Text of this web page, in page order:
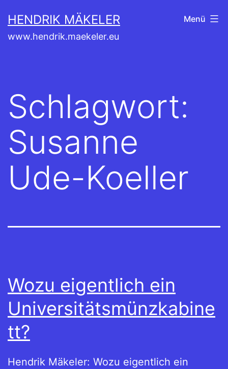
Inhalt
springen
HENDRIK MÄKELER
www.hendrik.maekeler.eu
Menü
Schlagwort:
Susanne
Ude-Koeller
Wozu eigentlich ein
Universitätsmünzkabine
tt?
Hendrik Mäkeler: Wozu eigentlich ein